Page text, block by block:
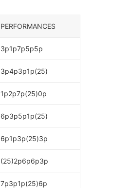
PERFORMANCES
3p1p7p5p5p
3p4p3p1p(25)
1p2p7p(25)0p
6p3p5p1p(25)
6p1p3p(25)3p
(25)2p6p6p3p
7p3p1p(25)6p